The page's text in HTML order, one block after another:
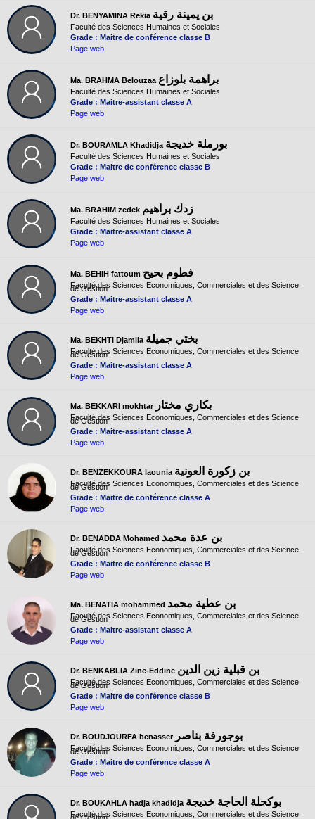
Dr. BENYAMINA Rekia بن يمينة رقية
Faculté des Sciences Humaines et Sociales
Grade : Maitre de conférence classe B
Page web
Ma. BRAHMA Belouzaa براهمة بلوزاع
Faculté des Sciences Humaines et Sociales
Grade : Maitre-assistant classe A
Page web
Dr. BOURAMLA Khadidja بورملة خديجة
Faculté des Sciences Humaines et Sociales
Grade : Maitre de conférence classe B
Page web
Ma. BRAHIM zedek زدك براهيم
Faculté des Sciences Humaines et Sociales
Grade : Maitre-assistant classe A
Page web
Ma. BEHIH fattoum فطوم بحيح
Faculté des Sciences Economiques, Commerciales et des Science
de Gestion
Grade : Maitre-assistant classe A
Page web
Ma. BEKHTI Djamila بختي جميلة
Faculté des Sciences Economiques, Commerciales et des Science
de Gestion
Grade : Maitre-assistant classe A
Page web
Ma. BEKKARI mokhtar بكاري مختار
Faculté des Sciences Economiques, Commerciales et des Science
de Gestion
Grade : Maitre-assistant classe A
Page web
Dr. BENZEKKOURA laounia بن زكورة العونية
Faculté des Sciences Economiques, Commerciales et des Science
de Gestion
Grade : Maitre de conférence classe A
Page web
Dr. BENADDA Mohamed بن عدة محمد
Faculté des Sciences Economiques, Commerciales et des Science
de Gestion
Grade : Maitre de conférence classe B
Page web
Ma. BENATIA mohammed بن عطية محمد
Faculté des Sciences Economiques, Commerciales et des Science
de Gestion
Grade : Maitre-assistant classe A
Page web
Dr. BENKABLIA Zine-Eddine بن قبلية زين الدين
Faculté des Sciences Economiques, Commerciales et des Science
de Gestion
Grade : Maitre de conférence classe B
Page web
Dr. BOUDJOURFA benasser بوجورفة بناصر
Faculté des Sciences Economiques, Commerciales et des Science
de Gestion
Grade : Maitre de conférence classe A
Page web
Dr. BOUKAHLA hadja khadidja بوكحلة الحاجة خديجة
Faculté des Sciences Economiques, Commerciales et des Science